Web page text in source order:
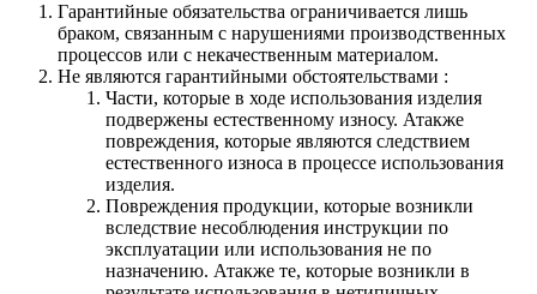
Гарантийные обязательства ограничивается лишь
браком, связанным с нарушениями производственных
процессов или с некачественным материалом.
Не являются гарантийными обстоятельствами :
Части, которые в ходе использования изделия
подвержены естественному износу. Атакже
повреждения, которые являются следствием
естественного износа в процессе использования
изделия.
Повреждения продукции, которые возникли
вследствие несоблюдения инструкции по
эксплуатации или использования не по
назначению. Атакже те, которые возникли в